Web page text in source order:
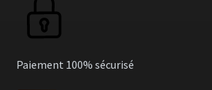
Paiement 100% sécurisé